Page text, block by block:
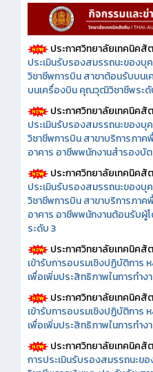
ประกาศวิทยาลัยเทคนิคสั
ประเมินรับรองสมรรถนะของบุ
วิชาชีพการบิน สาขาต้อนรับบน
บนเครื่องบิน คุณวุฒิวิชาชีพระ
ประกาศวิทยาลัยเทคนิคสั
ประเมินรับรองสมรรถนะของบุ
วิชาชีพการบิน สาขาบริการภา
อาคาร อาชีพพนักงานสำรอง
ประกาศวิทยาลัยเทคนิคสั
ประเมินรับรองสมรรถนะของบุ
วิชาชีพการบิน สาขาบริการภา
อาคาร อาชีพพนักงานต้อนรับ
ระดับ 3
ประกาศวิทยาลัยเทคนิคสั
เข้ารับการอบรมเชิงปฏิบัติการ
เพื่อเพิ่มประสิทธิภาพในการทำง
ประกาศวิทยาลัยเทคนิคสั
เข้ารับการอบรมเชิงปฏิบัติการ
เพื่อเพิ่มประสิทธิภาพในการทำง
ประกาศวิทยาลัยเทคนิคสั
การประเมินรับรองสมรรถนะข